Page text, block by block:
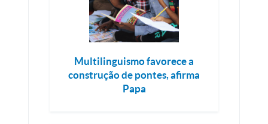
Multilinguismo favorece a
construção de pontes, afirma
Papa